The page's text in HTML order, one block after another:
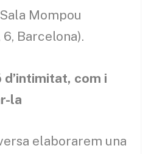
Mompou
Barcelona).
d’intimitat, com i
la
elaborarem una